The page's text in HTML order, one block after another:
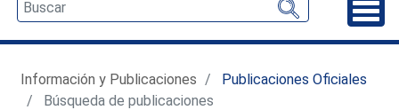
Información y Publicaciones
Publicaciones Oficiales
Búsqueda de publicaciones